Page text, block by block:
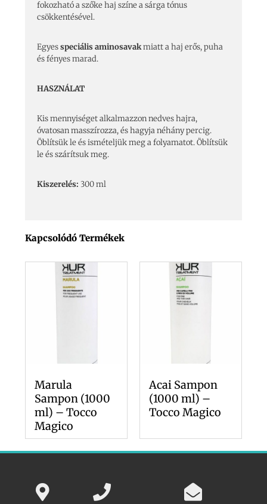
fokozható a szőke haj színe a sárga tónus
csökkentésével.
Egyesspeciális aminosavakmiatt a haj erős, puha
és fényes marad.
HASZNÁLAT
Kis mennyiséget alkalmazzon nedves hajra,
óvatosan masszírozza, és hagyja néhány percig.
Öblítsük le és ismételjük meg a folyamatot. Öblítsük
le és szárítsuk meg.
Kiszerelés:300 ml
Kapcsolódó Termékek
Marula
Sampon (1000
ml) – Tocco
Magico
Acai Sampon
(1000 ml) –
Tocco Magico